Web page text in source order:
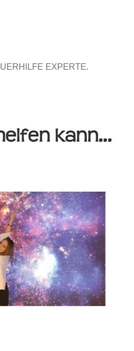
EXPERTE.